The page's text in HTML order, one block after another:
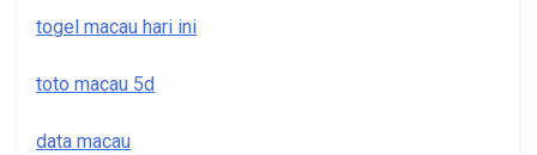
togel macau hari ini
toto macau 5d
data macau